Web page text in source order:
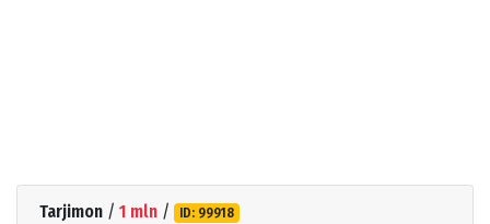
Tarjimon / 1 mln / ID: 99918